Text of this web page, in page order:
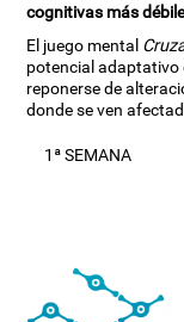
cognitivas más
El juego mental
potencial adaptativo
reponerse de
donde se ven
1ª SEMANA